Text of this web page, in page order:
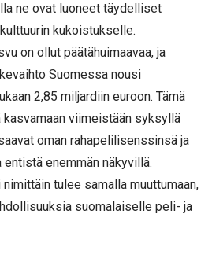
ne ovat luoneet täydelliset
kukoistukselle.
on ollut päätähuimaavaa, ja
Suomessa nousi
2,85 miljardiin euroon. Tämä
viimeistään syksyllä
oman rahapelilisenssinsä ja
entistä enemmän näkyvillä.
tulee samalla muuttumaan,
suomalaiselle peli- ja